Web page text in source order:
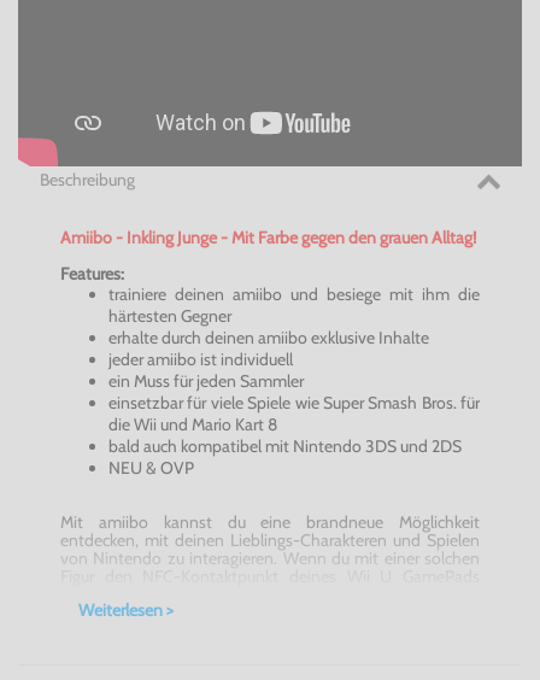
Beschreibung
Amiibo - Inkling Junge - Mit Farbe gegen den grauen Alltag!
Features:
trainiere deinen amiibo und besiege mit ihm die
härtesten Gegner
erhalte durch deinen amiibo exklusive Inhalte
jeder amiibo ist individuell
ein Muss für jeden Sammler
einsetzbar für viele Spiele wie Super Smash Bros. für
die Wii und Mario Kart 8
bald auch kompatibel mit Nintendo 3DS und 2DS
NEU & OVP
Mit amiibo kannst du eine brandneue Möglichkeit
entdecken, mit deinen Lieblings-Charakteren und Spielen
von Nintendo zu interagieren. Wenn du mit einer solchen
auf dem Chip befindlichen Daten in das jeweilige Spiel
Weiterlesen >